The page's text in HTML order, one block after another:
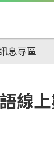
息專區
線